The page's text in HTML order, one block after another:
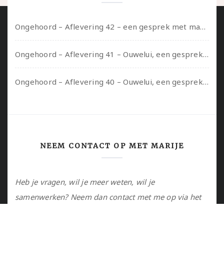
Ongehoord – Aflevering 42 – een gesprek met marijn over seksueel opbloeien, het ouderschap uitvinden en verschillende leeftijden in je mee dragen
Ongehoord – Aflevering 41 – Ouwelui, een gesprek met Marcelle over polyamorie op latere leeftijd, (mantel)zorg voor je partners en seksueel plezier.
Ongehoord – Aflevering 40 – Ouwelui, een gesprek met Sadie Lune over vormende relaties en de geschiedenis van de queer pornobeweging
NEEM CONTACT OP MET MARIJE
Heb je vragen, wil je meer weten, wil je
samenwerken? Neem dan contact met me op via het